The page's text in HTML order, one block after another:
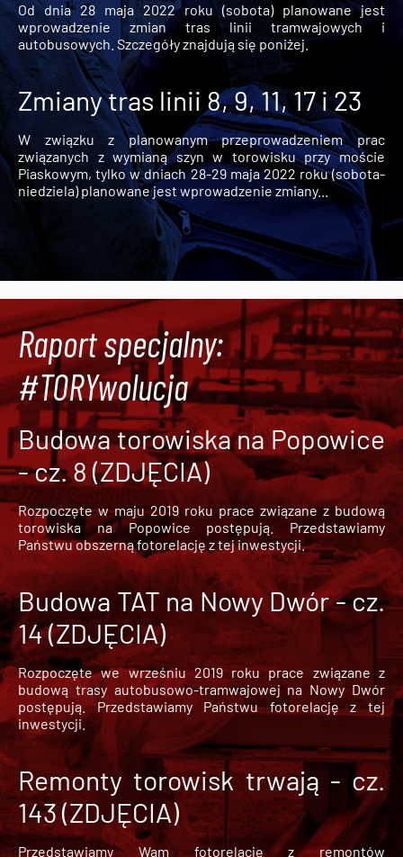
Od dnia 28 maja 2022 roku (sobota) planowane jest
wprowadzenie zmian tras linii tramwajowych i
autobusowych. Szczegóły znajdują się poniżej.
Zmiany tras linii 8, 9, 11, 17 i 23
W związku z planowanym przeprowadzeniem prac
związanych z wymianą szyn w torowisku przy moście
Piaskowym, tylko w dniach 28-29 maja 2022 roku (sobota-
niedziela) planowane jest wprowadzenie zmiany...
Raport specjalny:
#TORYwolucja
Budowa torowiska na Popowice
- cz. 8 (ZDJĘCIA)
Rozpoczęte w maju 2019 roku prace związane z budową
torowiska na Popowice
postępują. Przedstawiamy
Państwu obszerną fotorelację z tej inwestycji.
Budowa TAT na Nowy Dwór - cz.
14 (ZDJĘCIA)
Rozpoczęte we wrześniu 2019 roku prace związane z
budową trasy autobusowo-tramwajowej na Nowy Dwór
postępują. Przedstawiamy Państwu fotorelację z tej
inwestycji.
Remonty torowisk trwają - cz.
143 (ZDJĘCIA)
Przedstawiamy Wam fotorelację z remontów